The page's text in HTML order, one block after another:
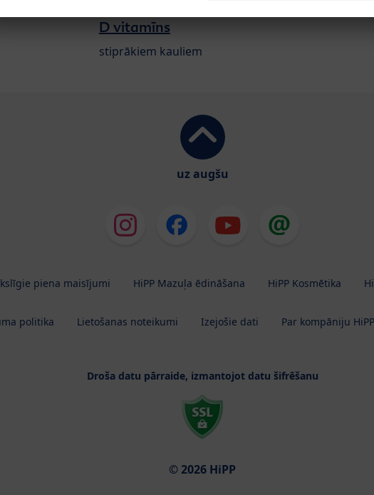
D vitamīns
stiprākiem kauliem
uz augšu
piena maisījumi HiPP Mazuļa ēdināšana HiPP Kosmētika
politika Lietošanas noteikumi Izejošie dati Par kompāniju HiPP
Droša datu pārraide, izmantojot datu šifrēšanu
© 2026 HiPP